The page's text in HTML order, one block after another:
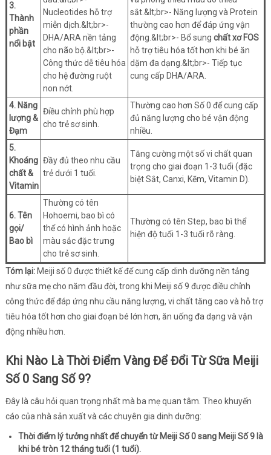
3.
Thành
phần
nổi bật
Nucleotides hỗ trợ
miễn dịch.&lt;br>-
DHA/ARA nền tảng
cho não bộ.&lt;br>-
Công thức dễ tiêu hóa
cho hệ đường ruột
non nớt.
sắt.&lt;br>- Năng lượng và Protein
thường cao hơn để đáp ứng vận
động.&lt;br>- Bổ sung chất xơ FOS
hỗ trợ tiêu hóa tốt hơn khi bé ăn
dặm đa dạng.&lt;br>- Tiếp tục
cung cấp DHA/ARA.
4. Năng
lượng &
Đạm
Điều chỉnh phù hợp
cho trẻ sơ sinh.
Thường cao hơn Số 0 để cung cấp
đủ năng lượng cho bé vận động
nhiều.
5.
Khoáng
chất &
Vitamin
Đầy đủ theo nhu cầu
trẻ dưới 1 tuổi.
Tăng cường một số vi chất quan
trọng cho giai đoạn 1-3 tuổi (đặc
biệt Sắt, Canxi, Kẽm, Vitamin D).
6. Tên
gọi/
Bao bì
Thường có tên
Hohoemi, bao bì có
thể có hình ảnh hoặc
màu sắc đặc trưng
cho trẻ sơ sinh.
Thường có tên Step, bao bì thể
hiện độ tuổi 1-3 tuổi rõ ràng.
Tóm lại:Meiji số 0 được thiết kế để cung cấp dinh dưỡng nền tảng
như sữa mẹ cho năm đầu đời, trong khi Meiji số 9 được điều chỉnh
công thức để đáp ứng nhu cầu năng lượng, vi chất tăng cao và hỗ trợ
tiêu hóa tốt hơn cho giai đoạn bé lớn hơn, ăn uống đa dạng và vận
động nhiều hơn.
Khi Nào Là Thời Điểm Vàng Để Đổi Từ Sữa Meiji
Số 0 Sang Số 9?
Đây là câu hỏi quan trọng nhất mà ba mẹ quan tâm. Theo khuyến
cáo của nhà sản xuất và các chuyên gia dinh dưỡng:
Thời điểm lý tưởng nhất để chuyển từ Meiji Số 0 sang Meiji Số 9 là
khi bé tròn 12 tháng tuổi (1 tuổi).